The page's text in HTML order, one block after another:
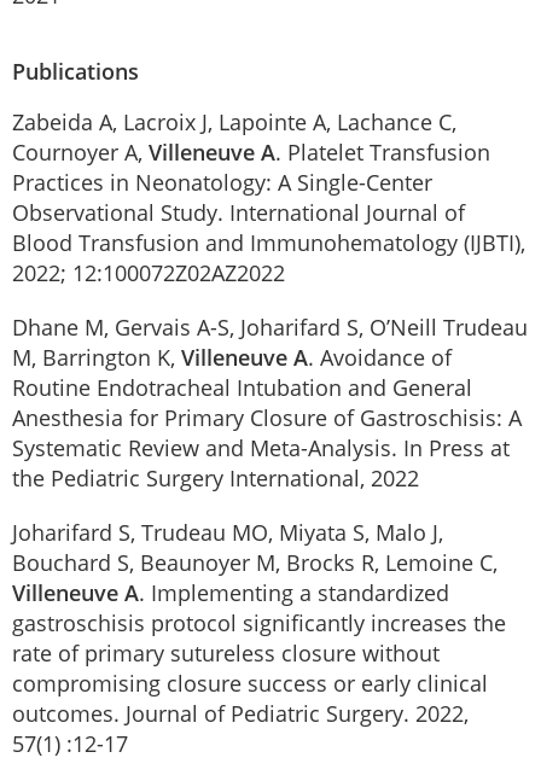
Publications
Zabeida A, Lacroix J, Lapointe A, Lachance C,
Cournoyer A, Villeneuve A. Platelet Transfusion
Practices in Neonatology: A Single-Center
Observational Study. International Journal of
Blood Transfusion and Immunohematology (IJBTI),
2022; 12:100072Z02AZ2022
Dhane M, Gervais A-S, Joharifard S, O’Neill Trudeau
M, Barrington K, Villeneuve A. Avoidance of
Routine Endotracheal Intubation and General
Anesthesia for Primary Closure of Gastroschisis: A
Systematic Review and Meta-Analysis. In Press at
the Pediatric Surgery International, 2022
Joharifard S, Trudeau MO, Miyata S, Malo J,
Bouchard S, Beaunoyer M, Brocks R, Lemoine C,
Villeneuve A. Implementing a standardized
gastroschisis protocol significantly increases the
rate of primary sutureless closure without
compromising closure success or early clinical
outcomes. Journal of Pediatric Surgery. 2022,
57(1) :12-17